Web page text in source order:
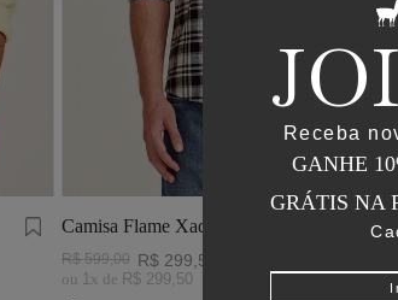
Camisa Flame Xadrez - I23-
R$ 599,00 R$ 299 50
ou x de R$ 299 50
Receba
GANHE
GRÁTIS NA